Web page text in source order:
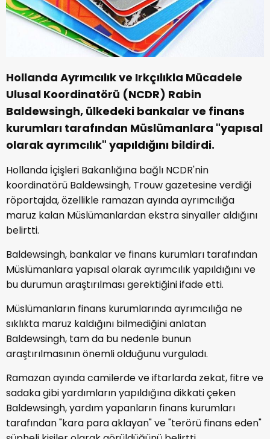
Hollanda Ayrımcılık ve Irkçılıkla Mücadele
Ulusal Koordinatörü (NCDR) Rabin
Baldewsingh, ülkedeki bankalar ve finans
kurumları tarafından Müslümanlara "yapısal
olarak ayrımcılık" yapıldığını bildirdi.
Hollanda İçişleri Bakanlığına bağlı NCDR'nin
koordinatörü Baldewsingh, Trouw gazetesine verdiği
röportajda, özellikle ramazan ayında ayrımcılığa
maruz kalan Müslümanlardan ekstra sinyaller aldığını
belirtti.
Baldewsingh, bankalar ve finans kurumları tarafından
Müslümanlara yapısal olarak ayrımcılık yapıldığını ve
bu durumun araştırılması gerektiğini ifade etti.
Müslümanların finans kurumlarında ayrımcılığa ne
sıklıkta maruz kaldığını bilmediğini anlatan
Baldewsingh, tam da bu nedenle bunun
araştırılmasının önemli olduğunu vurguladı.
Ramazan ayında camilerde ve iftarlarda zekat, fitre ve
sadaka gibi yardımların yapıldığına dikkati çeken
Baldewsingh, yardım yapanların finans kurumları
tarafından "kara para aklayan" ve "terörü finans eden"